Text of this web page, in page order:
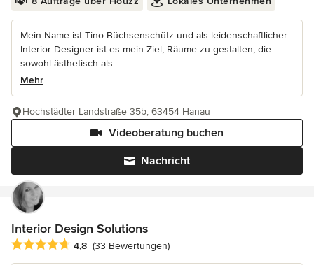
Mein Name ist Tino Büchsenschütz und als leidenschaftlicher
Interior Designer ist es mein Ziel, Räume zu gestalten, die
sowohl ästhetisch als...
Mehr
Nachricht
Videoberatung buchen
Hochstädter Landstraße 35b, 63454 Hanau
Interior Design Solutions
Durchschnittliche Bewertung: 4.8 von 5 Sternen
4,8 (33 Bewertungen)